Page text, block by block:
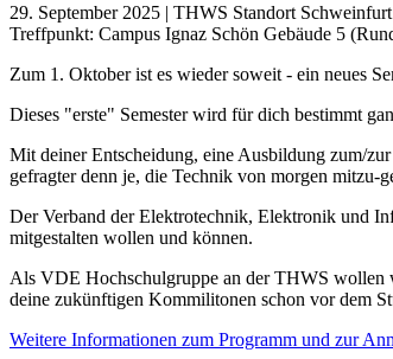
29. September 2025 | THWS Standort Schweinfurt
Treffpunkt: Campus Ignaz Schön Gebäude 5
Zum 1. Oktober ist es wieder soweit - ein neues
Dieses "erste" Semester wird für dich bestimmt
Mit deiner Entscheidung, eine Ausbildung zum/
gefragter denn je, die Technik von morgen mitzu-
Der Verband der Elektrotechnik, Elektronik und
mitgestalten wollen und können.
Als VDE Hochschulgruppe an der THWS wollen
deine zukünftigen Kommilitonen schon vor dem
Weitere Informationen zum Programm und zur